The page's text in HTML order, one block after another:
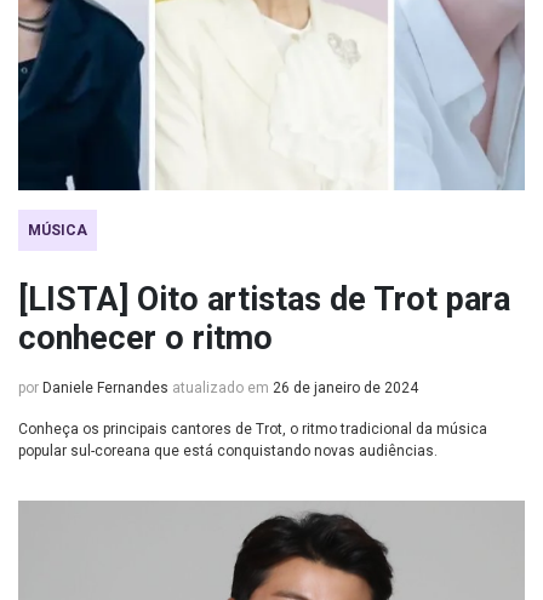
MÚSICA
[LISTA] Oito artistas de Trot para
conhecer o ritmo
por Daniele Fernandes atualizado em 26 de janeiro de 2024
Conheça os principais cantores de Trot, o ritmo tradicional da música
popular sul-coreana que está conquistando novas audiências.